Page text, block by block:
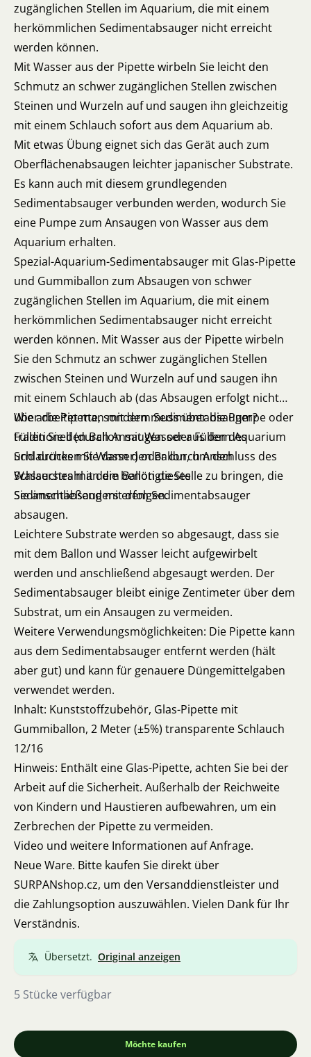
zugänglichen Stellen im Aquarium, die mit einem
herkömmlichen Sedimentabsauger nicht erreicht
werden können.
Mit Wasser aus der Pipette wirbeln Sie leicht den
Schmutz an schwer zugänglichen Stellen zwischen
Steinen und Wurzeln auf und saugen ihn gleichzeitig
mit einem Schlauch sofort aus dem Aquarium ab.
Mit etwas Übung eignet sich das Gerät auch zum
Oberflächenabsaugen leichter japanischer Substrate.
Es kann auch mit diesem grundlegenden
Sedimentabsauger verbunden werden, wodurch Sie
eine Pumpe zum Ansaugen von Wasser aus dem
Aquarium erhalten.
Spezial-Aquarium-Sedimentabsauger mit Glas-Pipette
und Gummiballon zum Absaugen von schwer
zugänglichen Stellen im Aquarium, die mit einem
herkömmlichen Sedimentabsauger nicht erreicht
werden können. Mit Wasser aus der Pipette wirbeln
Sie den Schmutz an schwer zugänglichen Stellen
zwischen Steinen und Wurzeln auf und saugen ihn
mit einem Schlauch ab (das Absaugen erfolgt nicht
über die Pipette, sondern muss über die Pumpe oder
traditionell (durch Ansaugen oder Füllen des
Schlauches mit Wasser) oder durch Anschluss des
Schlauches mit dem Ballon dieses
Sedimentabsaugers erfolgen.
Wie arbeitet man mit dem Sedimentabsauger?
Füllen Sie den Ballon mit Wasser aus dem Aquarium
und drücken Sie dann den Ballon, um den
Wasserstrahl an die benötigte Stelle zu bringen, die
Sie anschließend mit dem Sedimentabsauger
absaugen.
Leichtere Substrate werden so abgesaugt, dass sie
mit dem Ballon und Wasser leicht aufgewirbelt
werden und anschließend abgesaugt werden. Der
Sedimentabsauger bleibt einige Zentimeter über dem
Substrat, um ein Ansaugen zu vermeiden.
Weitere Verwendungsmöglichkeiten: Die Pipette kann
aus dem Sedimentabsauger entfernt werden (hält
aber gut) und kann für genauere Düngemittelgaben
verwendet werden.
Inhalt: Kunststoffzubehör, Glas-Pipette mit
Gummiballon, 2 Meter (±5%) transparente Schlauch
12/16
Hinweis: Enthält eine Glas-Pipette, achten Sie bei der
Arbeit auf die Sicherheit. Außerhalb der Reichweite
von Kindern und Haustieren aufbewahren, um ein
Zerbrechen der Pipette zu vermeiden.
Video und weitere Informationen auf Anfrage.
Neue Ware. Bitte kaufen Sie direkt über
SURPANshop.cz, um den Versanddienstleister und
die Zahlungsoption auszuwählen. Vielen Dank für Ihr
Verständnis.
Übersetzt. Original anzeigen
5 Stücke verfügbar
Möchte kaufen